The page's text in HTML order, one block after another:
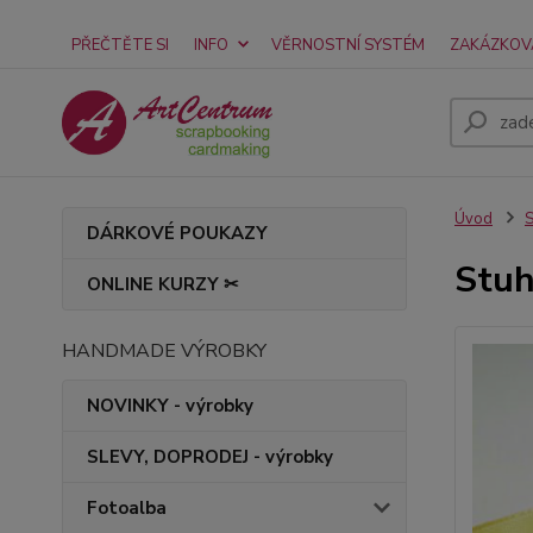
PŘEČTĚTE SI INFO VĚRNOSTNÍ SYSTÉM
DÁRKOVÉ POUKAZY
ONLINE KURZY ✂
HANDMADE VÝROBKY
NOVINKY - výrobky
SLEVY, DOPRODEJ - výrobky
Fotoalba
Úvod